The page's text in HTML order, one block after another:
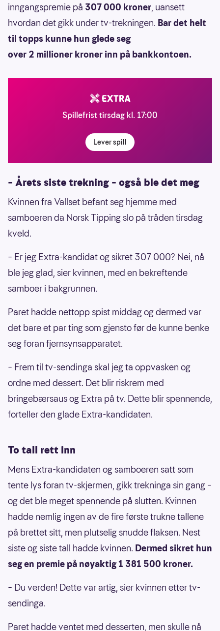
inngangspremie på 307 000 kroner, uansett
hvordan det gikk under tv-trekningen. Bar det helt
til topps kunne hun glede seg
over 2 millioner kroner inn på bankkontoen.
Spillefrist tirsdag kl. 17:00
Lever spill
– Årets siste trekning – også ble det meg
Kvinnen fra Vallset befant seg hjemme med
samboeren da Norsk Tipping slo på tråden tirsdag
kveld.
– Er jeg Extra-kandidat og sikret 307 000? Nei, nå
ble jeg glad, sier kvinnen, med en bekreftende
samboer i bakgrunnen.
Paret hadde nettopp spist middag og dermed var
det bare et par ting som gjensto før de kunne benke
seg foran fjernsynsapparatet.
– Frem til tv-sendinga skal jeg ta oppvasken og
ordne med dessert. Det blir riskrem med
bringebærsaus og Extra på tv. Dette blir spennende,
forteller den glade Extra-kandidaten.
To tall rett inn
Mens Extra-kandidaten og samboeren satt som
tente lys foran tv-skjermen, gikk trekninga sin gang –
og det ble meget spennende på slutten. Kvinnen
hadde nemlig ingen av de fire første trukne tallene
på brettet sitt, men plutselig snudde flaksen. Nest
siste og siste tall hadde kvinnen. Dermed sikret hun
seg en premie på nøyaktig 1 381 500 kroner.
– Du verden! Dette var artig, sier kvinnen etter tv-
sendinga.
Paret hadde ventet med desserten, men skulle nå